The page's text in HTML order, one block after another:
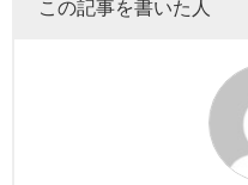
この記事を書いた人